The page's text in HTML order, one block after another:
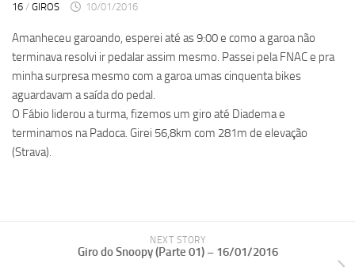
16 / GIROS 10/01/2016
Amanheceu garoando, esperei até as 9:00 e como a garoa não
terminava resolvi ir pedalar assim mesmo. Passei pela FNAC e pra
minha surpresa mesmo com a garoa umas cinquenta bikes
aguardavam a saída do pedal.
O Fábio liderou a turma, fizemos um giro até Diadema e
terminamos na Padoca. Girei 56,8km com 281m de elevação
(Strava).
NEXT STORY
Giro do Snoopy (Parte 01) – 16/01/2016